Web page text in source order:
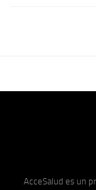
AcceSalud es un